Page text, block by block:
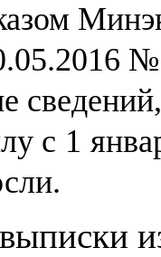
№
с 1